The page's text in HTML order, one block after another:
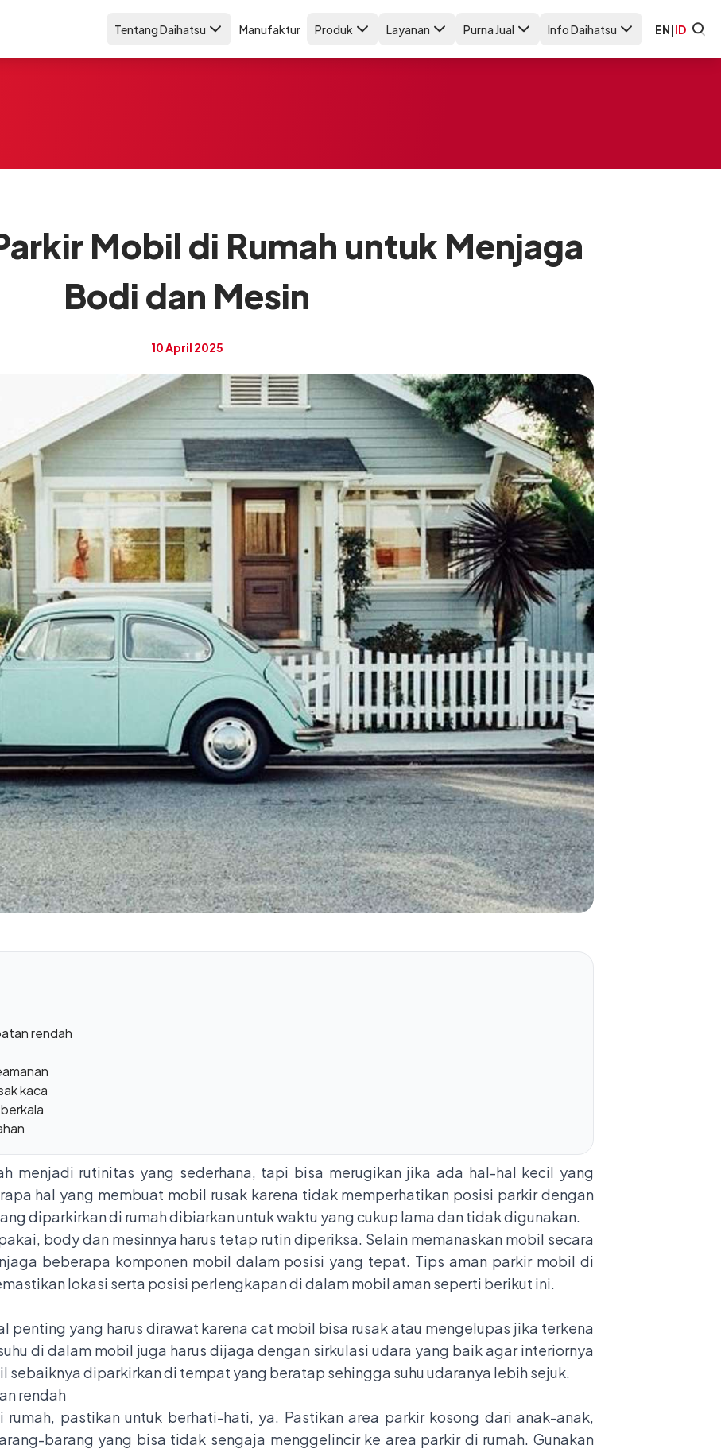
Tentang Daihatsu Manufaktur Produk Layanan Purna Jual Info Daihatsu EN|ID
Mobil di Rumah untuk Menjaga
Bodi dan Mesin
10 April 2025
rendah
kaca
menjadi rutinitas yang sederhana, tapi bisa merugikan jika ada hal-hal kecil yang
hal yang membuat mobil rusak karena tidak memperhatikan posisi parkir dengan
diparkirkan di rumah dibiarkan untuk waktu yang cukup lama dan tidak digunakan.
body dan mesinnya harus tetap rutin diperiksa. Selain memanaskan mobil secara
beberapa komponen mobil dalam posisi yang tepat. Tips aman parkir mobil di
lokasi serta posisi perlengkapan di dalam mobil aman seperti berikut ini.
penting yang harus dirawat karena cat mobil bisa rusak atau mengelupas jika terkena
di dalam mobil juga harus dijaga dengan sirkulasi udara yang baik agar interiornya
sebaiknya diparkirkan di tempat yang beratap sehingga suhu udaranya lebih sejuk.
rendah
pastikan untuk berhati-hati, ya. Pastikan area parkir kosong dari anak-anak,
barang yang bisa tidak sengaja menggelincir ke area parkir di rumah. Gunakan